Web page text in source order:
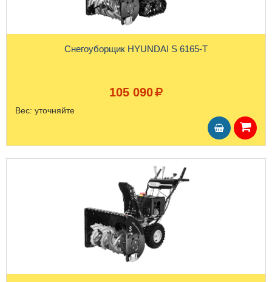
Снегоуборщик HYUNDAI S 6165-T
105 090
Вес: уточняйте